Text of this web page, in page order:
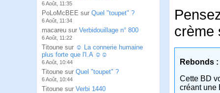
6 Août, 11:35
PoLoMcBEE sur Quel "toupet" ?
6 Août, 11:34
macareu sur Verbidouillage n° 800
6 Août, 11:22
Titoune sur ☺ La connerie humaine
plus forte que l'I.A ☺☺
6 Août, 10:44
Titoune sur Quel "toupet" ?
6 Août, 10:44
Titoune sur Verbi 1440
crème
Rebonds :
Cette BD
créant une